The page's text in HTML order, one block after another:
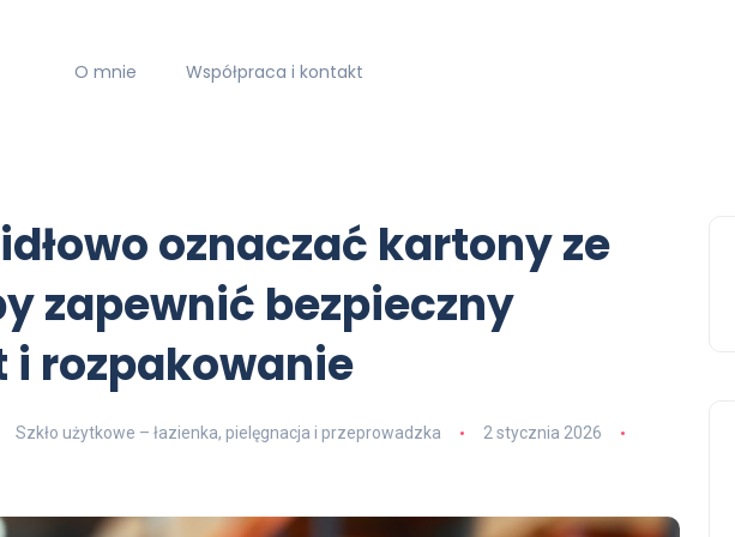
O mnie Współpraca i kontakt
oznaczać kartony ze
zapewnić bezpieczny
rozpakowanie
Szkło użytkowe – łazienka, pielęgnacja i przeprowadzka
2 stycznia 2026